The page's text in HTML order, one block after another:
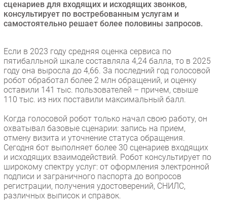
Аналитика
Интервью
Проекты
IT класс
Тестовый стенд
Каталог компаний
сценариев для входящих и исходящих звонков,
консультирует по востребованным услугам и
самостоятельно решает более половины запросов.
Если в 2023 году средняя оценка сервиса по
пятибалльной шкале составляла 4,24 балла, то в 2025
году она выросла до 4,66. За последний год голосовой
робот обработал более 2 млн обращений, и оценку
оставили 141 тыс. пользователей – причем, свыше
110 тыс. из них поставили максимальный балл.
Когда голосовой робот только начал свою работу, он
охватывал базовые сценарии: запись на прием,
отмену визита и уточнение статуса обращения.
Сегодня бот выполняет более 30 сценариев входящих
и исходящих взаимодействий. Робот консультирует по
широкому спектру услуг: от оформления электронной
подписи и заграничного паспорта до вопросов
регистрации, получения удостоверений, СНИЛС,
различных выписок и справок.